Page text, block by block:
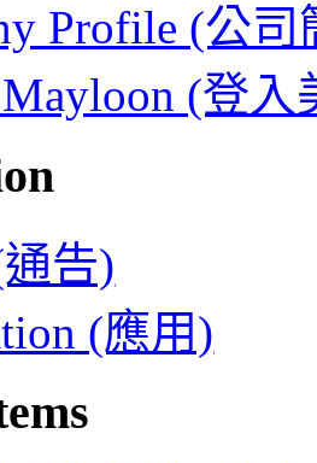
Profile (公司
(登入
告)
(應用)